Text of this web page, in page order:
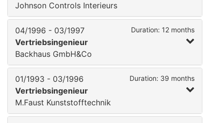
Johnson Controls Interieurs
04/1996 - 03/1997 Duration: 12 months
Vertriebsingenieur
Backhaus GmbH&Co
01/1993 - 03/1996 Duration: 39 months
Vertriebsingenieur
M.Faust Kunststofftechnik